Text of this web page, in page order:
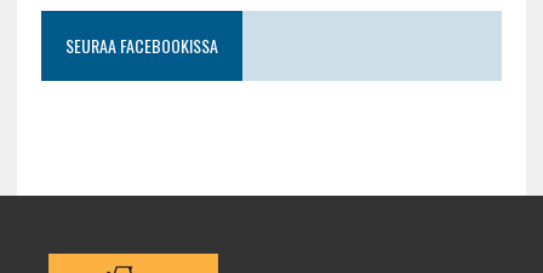
SEURAA FACEBOOKISSA